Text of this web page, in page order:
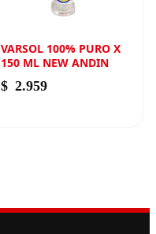
VARSOL 100% PURO X
150 ML NEW ANDIN
$ 2.959